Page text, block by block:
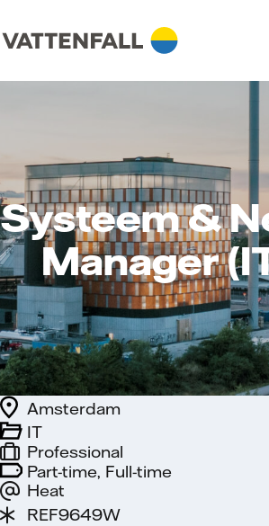
Systeem &
Manager
Part-time, Full-time
IT
Amsterdam
Professional
Heat
REF9649W